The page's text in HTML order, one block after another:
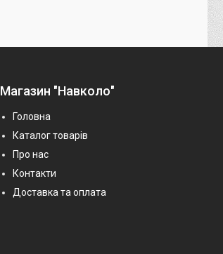
Магазин "Навколо"
Головна
Каталог товарів
Про нас
Контакти
Доставка та оплата